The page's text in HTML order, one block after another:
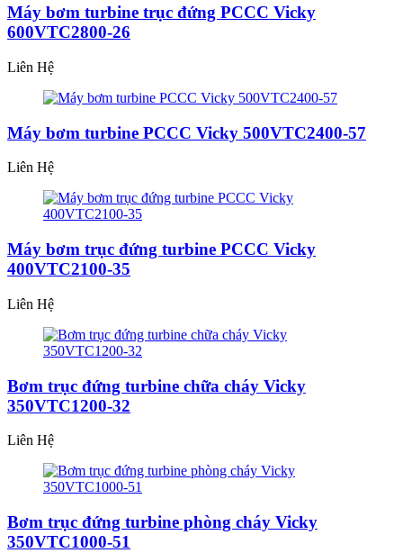
Máy bơm turbine trục đứng PCCC Vicky
600VTC2800-26
Liên Hệ
Máy bơm turbine PCCC Vicky 500VTC2400-57
Liên Hệ
Máy bơm trục đứng turbine PCCC Vicky
400VTC2100-35
Liên Hệ
Bơm trục đứng turbine chữa cháy Vicky
350VTC1200-32
Liên Hệ
Bơm trục đứng turbine phòng cháy Vicky
350VTC1000-51